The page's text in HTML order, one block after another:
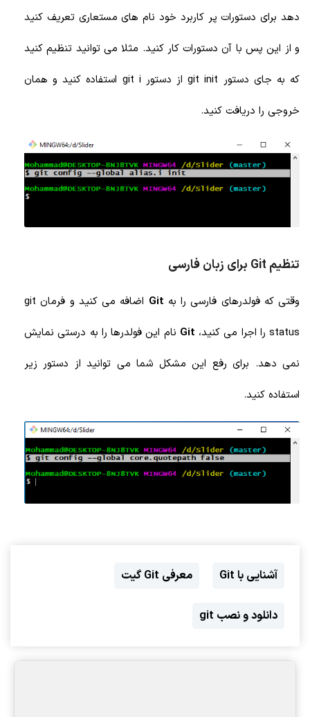
دهد برای دستورات پر کاربرد خود نام های مستعاری تعریف کنید
و از این پس با آن دستورات کار کنید. مثلا می توانید تنظیم کنید
که به جای دستور git init از دستور git i استفاده کنید و همان
خروجی را دریافت کنید.
تنظیم Git برای زبان فارسی
وقتی که فولدرهای فارسی را به Git
اضافه می کنید و فرمان git
status را اجرا می کنید،
Git نام این فولدرها را به درستی نمایش
نمی دهد. برای رفع این مشکل شما می توانید از دستور زیر
استفاده کنید.
آشنایی با Git معرفی Git گیت
دانلود و نصب git